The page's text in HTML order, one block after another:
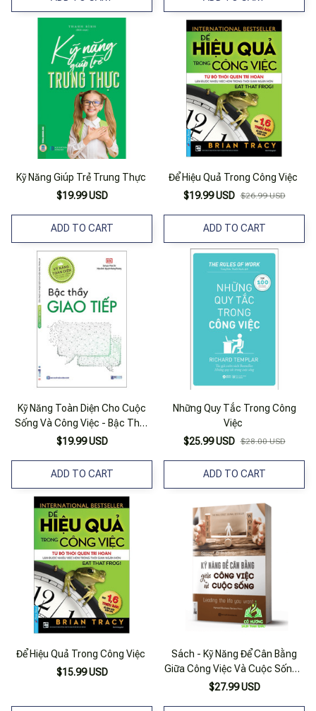
Kỹ Năng Giúp Trẻ Trung Thực
$19.99 USD
ADD TO CART
Để Hiệu Quả Trong Công Việc
$19.99 USD $26.99 USD
ADD TO CART
Kỹ Năng Toàn Diện Cho Cuộc
Sống Và Công Việc - Bậc Thầy
Giao Tiếp
$19.99 USD
ADD TO CART
Những Quy Tắc Trong Công
Việc
$25.99 USD $28.00 USD
ADD TO CART
Để Hiệu Quả Trong Công Việc
$15.99 USD
Sách - Kỹ Năng Để Cân Bằng
Giữa Công Việc Và Cuộc Sống -
Mc
$27.99 USD